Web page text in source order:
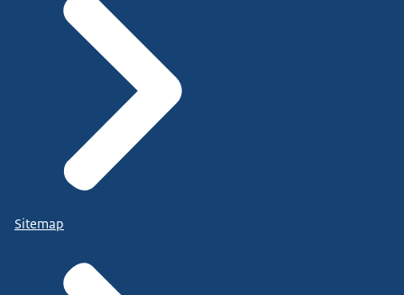
Sitemap